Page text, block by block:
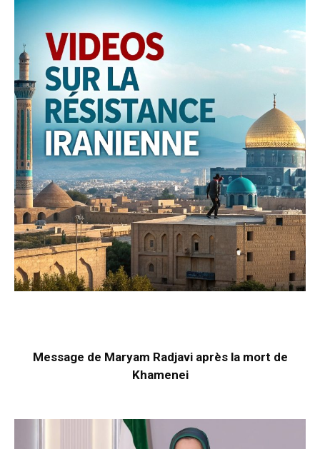
Message de Maryam Radjavi après la mort de
Khamenei